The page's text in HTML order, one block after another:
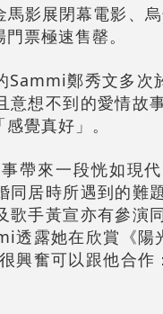
馬影展閉幕電影、
票極速售罄。
Sammi鄭秀文多
意想不到的愛情故
覺真好」。
帶來一段恍如現
同居時所遇到的難
歌手黃宣亦有參演
透露她在欣賞《
興奮可以跟他合